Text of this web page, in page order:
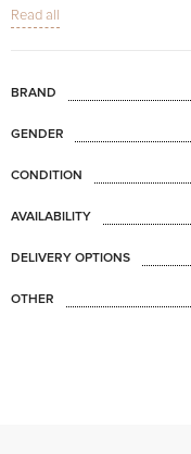
Цвет бриллианта по системе
Общий вес: 3,9 гр
Read all
BRAND
GENDER
CONDITION
AVAILABILITY
DELIVERY OPTIONS
OTHER